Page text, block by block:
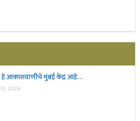
हे आकाशवाणीचे मुंबई केंद्र आहे…
2024